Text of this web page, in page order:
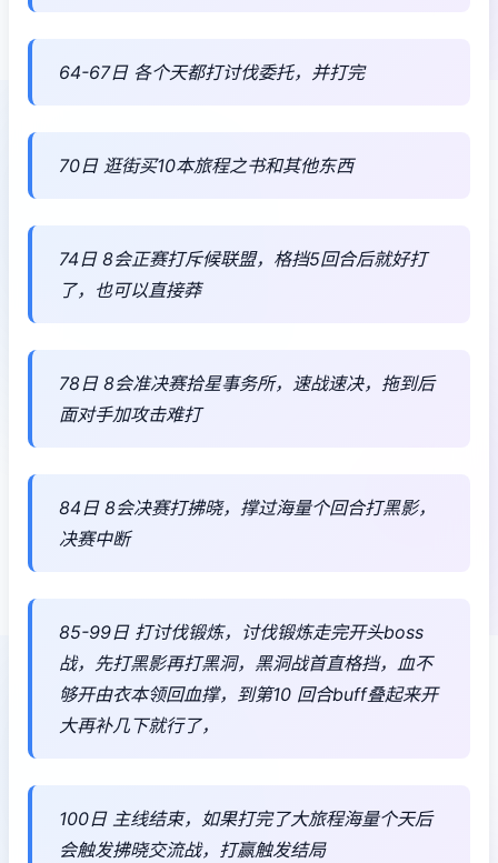
64-67日 各个天都打讨伐委托，并打完
70日 逛街买10本旅程之书和其他东西
74日 8会正赛打斥候联盟，格挡5回合后就好打
了，也可以直接莽
78日 8会准决赛拾星事务所，速战速决，拖到后
面对手加攻击难打
84日 8会决赛打拂晓，撑过海量个回合打黑影，
决赛中断
85-99日 打讨伐锻炼，讨伐锻炼走完开头boss
战，先打黑影再打黑洞，黑洞战首直格挡，血不
够开由衣本领回血撑，到第10 回合buff叠起来开
大再补几下就行了，
100日 主线结束，如果打完了大旅程海量个天后
会触发拂晓交流战，打赢触发结局